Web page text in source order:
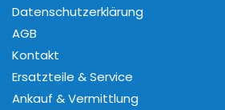
Datenschutzerklärung
AGB
Kontakt
Ersatzteile & Service
Ankauf & Vermittlung